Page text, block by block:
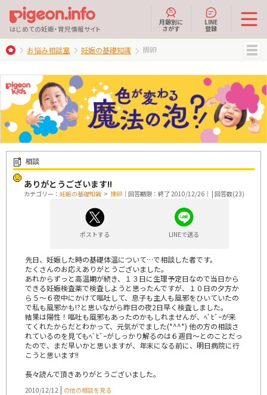
はじめての妊娠・育児情報サイト
月齢別に
さがす
LINE
登録
お悩み相談室 妊娠の基礎知識 排卵
相談
ありがとうございます!!
カテゴリー： 妊娠の基礎知識 > 排卵 ｜回答期限：終了 2010/12/26｜ | 回答数(23)
ポストする LINEで送る
先日、妊娠した時の基礎体温について…で相談した者です。
たくさんのお応えありがとうございました。
あれからずっと高温期が続き、１３日に生理予定日なので当日から
できる妊娠検査薬で検査しようと思ったんですが、１０日の夕方か
ら５～６夜中にかけて嘔吐して、息子も主人も風邪をひいていたの
で私も風邪かも!?と思いながら昨日の夜2日早く検査しました。
結果は陽性！嘔吐も風邪もあったのかもしれませんが、ﾍﾞﾋﾞｰが来
てくれたからだとわかって、元気がでました(*^^*) 他の方の相談さ
れているのを見てもﾍﾞﾋﾞｰがしっかり解るのは６週目～とのことだっ
たので、まだ早いかと思いますが、年末になる前に、明日病院に行
こうと思います!!
長々読んで頂きありがとうございました。
2010/12/12 | の他の相談を見る